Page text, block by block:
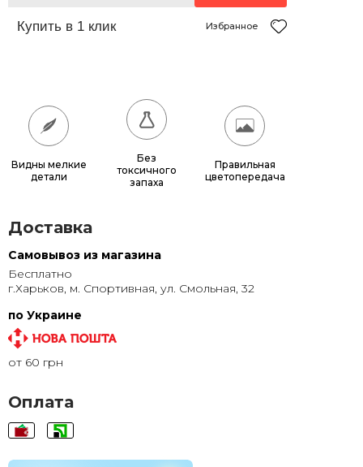
Избранное
Видны мелкие
детали
Без
токсичного
запаха
Правильная
цветопередача
Доставка
Самовывоз из магазина
Бесплатно
г.Харьков, м. Спортивная, ул. Смольная, 32
по Украине
от 60 грн
Оплата